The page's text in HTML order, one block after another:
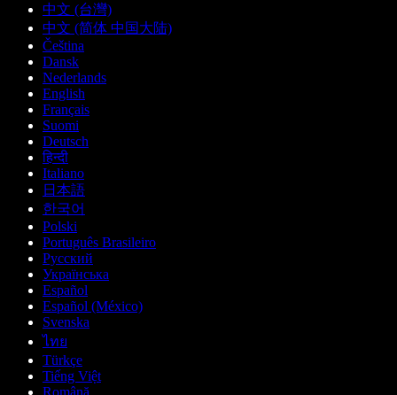
中文 (台灣)
中文 (简体 中国大陆)
Čeština
Dansk
Nederlands
English
Français
Suomi
Deutsch
हिन्दी
Italiano
日本語
한국어
Polski
Português Brasileiro
Русский
Українська
Español
Español (México)
Svenska
ไทย
Türkçe
Tiếng Việt